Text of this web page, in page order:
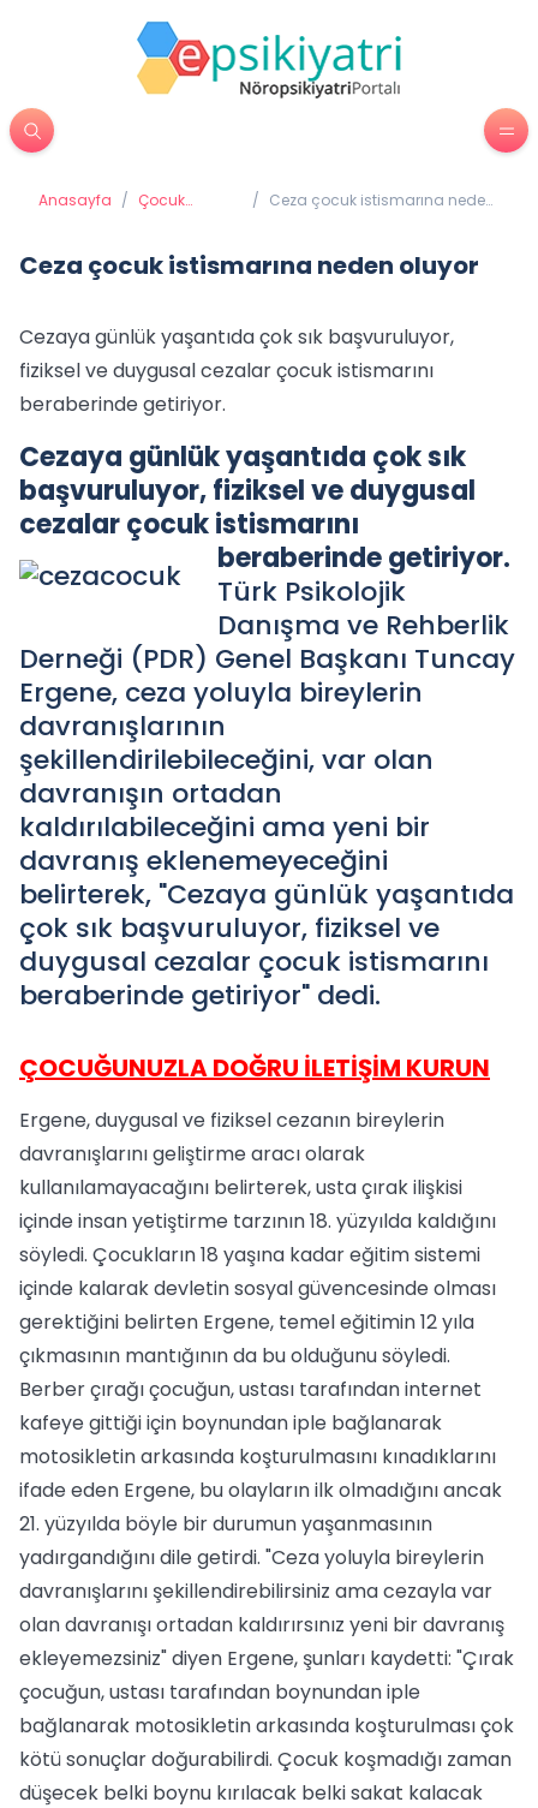
Anasayfa / Çocuk
/ Ceza çocuk istismarına neden
Ceza çocuk istismarına neden oluyor
Cezaya günlük yaşantıda çok sık başvuruluyor,
fiziksel ve duygusal cezalar çocuk istismarını
beraberinde getiriyor.
Cezaya günlük yaşantıda çok sık
başvuruluyor, fiziksel ve duygusal
cezalar çocuk istismarını
beraberinde getiriyor.
Türk Psikolojik
Danışma ve Rehberlik
Derneği (PDR) Genel Başkanı Tuncay
Ergene, ceza yoluyla bireylerin
davranışlarının
şekillendirilebileceğini, var olan
davranışın ortadan
kaldırılabileceğini ama yeni bir
davranış eklenemeyeceğini
belirterek, "Cezaya günlük yaşantıda
çok sık başvuruluyor, fiziksel ve
duygusal cezalar çocuk istismarını
beraberinde getiriyor" dedi.
ÇOCUĞUNUZLA DOĞRU İLETİŞİM KURUN
Ergene, duygusal ve fiziksel cezanın bireylerin
davranışlarını geliştirme aracı olarak
kullanılamayacağını belirterek, usta çırak ilişkisi
içinde insan yetiştirme tarzının 18. yüzyılda kaldığını
söyledi. Çocukların 18 yaşına kadar eğitim sistemi
içinde kalarak devletin sosyal güvencesinde olması
gerektiğini belirten Ergene, temel eğitimin 12 yıla
çıkmasının mantığının da bu olduğunu söyledi.
Berber çırağı çocuğun, ustası tarafından internet
kafeye gittiği için boynundan iple bağlanarak
motosikletin arkasında koşturulmasını kınadıklarını
ifade eden Ergene, bu olayların ilk olmadığını ancak
21. yüzyılda böyle bir durumun yaşanmasının
yadırgandığını dile getirdi. "Ceza yoluyla bireylerin
davranışlarını şekillendirebilirsiniz ama cezayla var
olan davranışı ortadan kaldırırsınız yeni bir davranış
ekleyemezsiniz" diyen Ergene, şunları kaydetti: "Çırak
çocuğun, ustası tarafından boynundan iple
bağlanarak motosikletin arkasında koşturulması çok
kötü sonuçlar doğurabilirdi. Çocuk koşmadığı zaman
düşecek belki boynu kırılacak belki sakat kalacak